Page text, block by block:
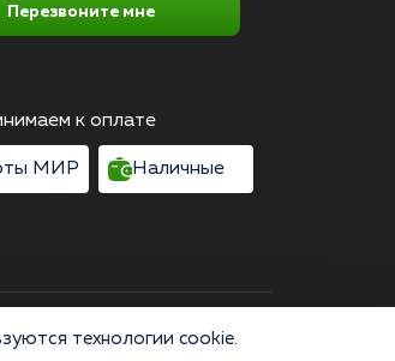
Перезвоните мне
к оплате
МИР Наличные
персональных данных
технологии cookie.